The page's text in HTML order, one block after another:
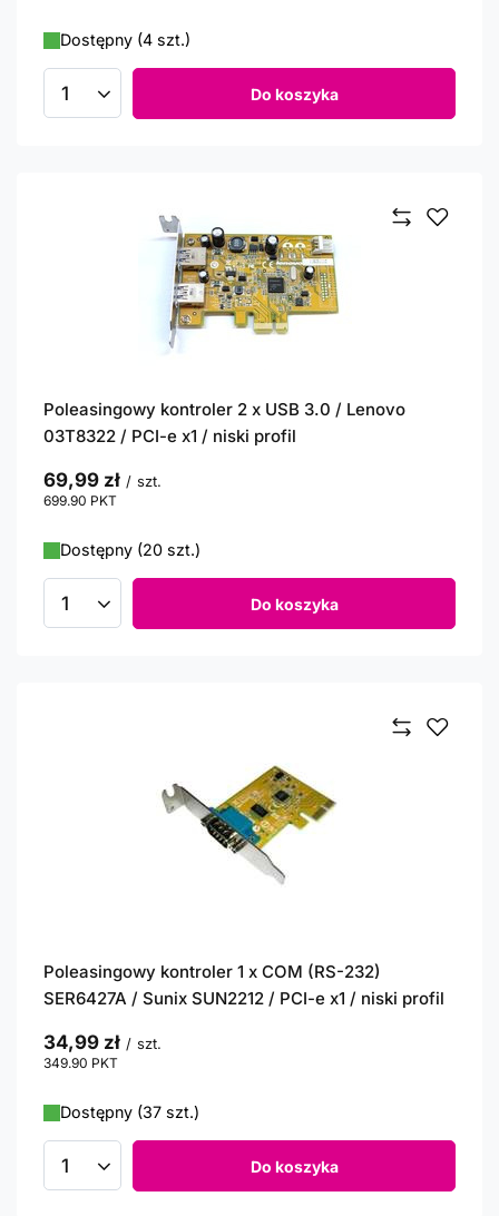
Dostępny (4 szt.)
Ilość produktów Do koszyka
Poleasingowy kontroler 2 x USB 3.0 / Lenovo
03T8322 / PCI-e x1 / niski profil
69,99 zł / szt.
699.90 PKT
Dostępny (20 szt.)
Ilość produktów Do koszyka
Poleasingowy kontroler 1 x COM (RS-232)
SER6427A / Sunix SUN2212 / PCI-e x1 / niski profil
34,99 zł / szt.
349.90 PKT
Dostępny (37 szt.)
Ilość produktów Do koszyka